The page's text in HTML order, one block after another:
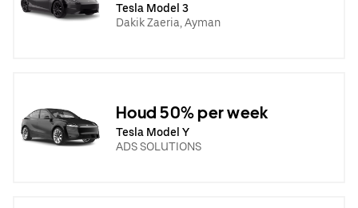
Tesla Model 3
Dakik Zaeria, Ayman
Houd 50% per week
Tesla Model Y
ADS SOLUTIONS